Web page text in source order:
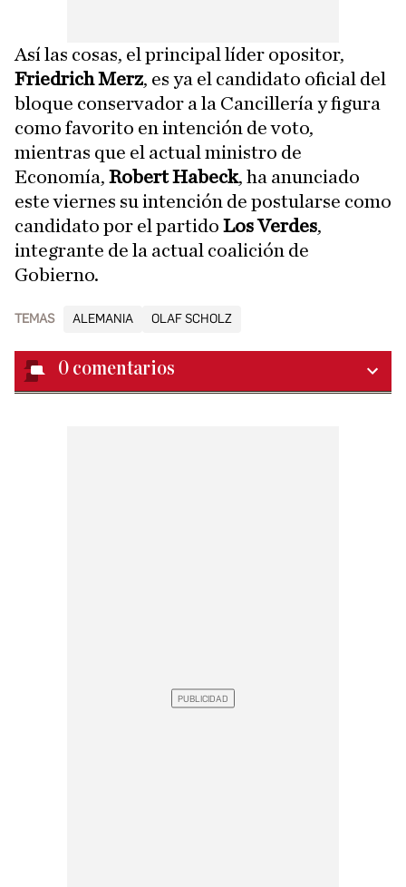
Así las cosas, el principal líder opositor,
Friedrich Merz, es ya el candidato oficial del
bloque conservador a la Cancillería y figura
como favorito en intención de voto,
mientras que el actual ministro de
Economía, Robert Habeck, ha anunciado
este viernes su intención de postularse como
candidato por el partido Los Verdes,
integrante de la actual coalición de
Gobierno.
TEMAS ALEMANIA OLAF SCHOLZ
0 comentarios